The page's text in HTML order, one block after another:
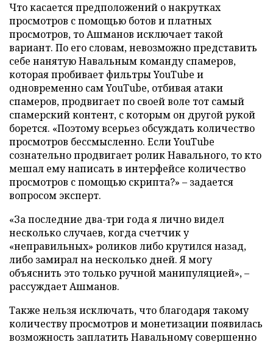
Что касается предположений о накрутках
просмотров с помощью ботов и платных
просмотров, то Ашманов исключает такой
вариант. По его словам, невозможно представить
себе нанятую Навальным команду спамеров,
которая пробивает фильтры YouTube и
одновременно сам YouTube, отбивая атаки
спамеров, продвигает по своей воле тот самый
спамерский контент, с которым он другой рукой
борется. «Поэтому всерьез обсуждать количество
просмотров бессмысленно. Если YouTube
сознательно продвигает ролик Навального, то кто
мешал ему написать в интерфейсе количество
просмотров с помощью скрипта?» – задается
вопросом эксперт.
«За последние два-три года я лично видел
несколько случаев, когда счетчик у
«неправильных» роликов либо крутился назад,
либо замирал на несколько дней. Я могу
объяснить это только ручной манипуляцией», –
рассуждает Ашманов.
Также нельзя исключать, что благодаря такому
количеству просмотров и монетизации появилась
возможность заплатить Навальному совершенно